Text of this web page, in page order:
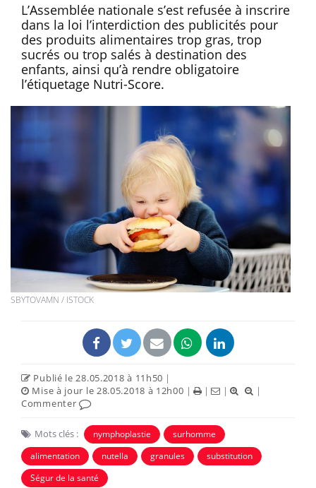
L’Assemblée nationale s’est refusée à inscrire
dans la loi l’interdiction des publicités pour
des produits alimentaires trop gras, trop
sucrés ou trop salés à destination des
enfants, ainsi qu’à rendre obligatoire
l’étiquetage Nutri-Score.
SBYTOVAMN / ISTOCK
Publié le 28.05.2018 à 11h50 |
Mise à jour le 28.05.2018 à 12h00 | | |
|
Commenter
Mots clés : nymphoplastie
surhomme
alimentation
nutella granules
substitution
Ségur de la santé